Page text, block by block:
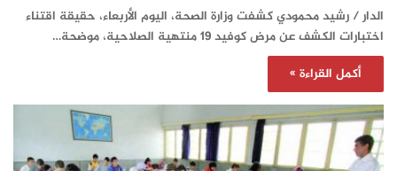
الدار / رشيد محمودي كشفت وزارة الصحة، اليوم الأربعاء، حقيقة اقتناء
اختبارات الكشف عن مرض كوفيد 19 منتهية الصلاحية، موضحة…
أكمل القراءة »